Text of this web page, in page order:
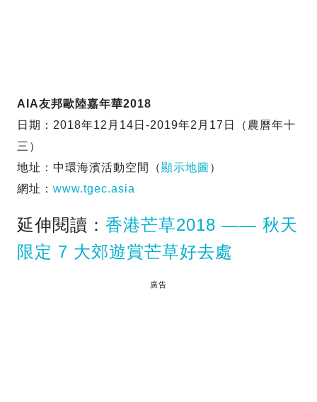
AIA友邦歐陸嘉年華2018
日期：2018年12月14日-2019年2月17日（農曆年十
三）
地址：中環海濱活動空間（顯示地圖 ）
網址： www.tgec.asia
延伸閱讀： 香港芒草2018 —— 秋天
限定 7 大郊遊賞芒草好去處
廣告